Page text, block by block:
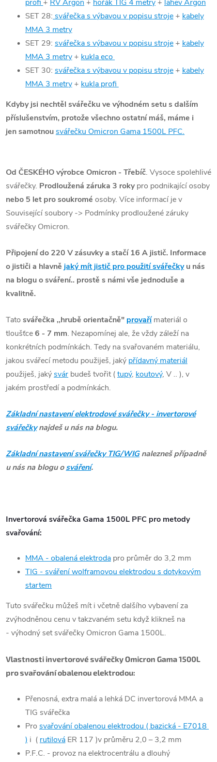
profi + RV Argon + hořák TIG 4 metry + lahev Argon
SET 28: svářečka s výbavou v popisu stroje + kabely
MMA 3 metry
SET 29: svářečka s výbavou v popisu stroje + kabely
MMA 3 metry + kukla eco
SET 30: svářečka s výbavou v popisu stroje + kabely
MMA 3 metry + kukla profi
Kdyby jsi nechtěl svářečku ve výhodném setu s dalším
příslušenstvím, protože všechno ostatní máš, máme i
jen samotnousvářečku Omicron Gama 1500L PFC.
Od ČESKÉHO výrobce Omicron - Třebíč. Vysoce spolehlivé
svářečky. Prodloužená záruka 3 rokypro podnikající osoby
nebo 5 let pro soukromé osoby. Více informací je v
Související soubory -> Podmínky prodloužené záruky
svářečky Omicron.
Připojení do 220 V zásuvky a stačí 16 A jistič. Informace
o jističi a hlavně jaký mít jistič pro použití svářečkyu nás
na blogu o sváření.. prostě s námi vše jednoduše a
kvalitně.
Tato svářečka ,,hrubě orientačně" provařímateriál o
tloušťce6 - 7 mm. Nezapomínej ale, že vždy záleží na
konkrétních podmínkách. Tedy na svařovaném materiálu,
jakou svářecí metodu použiješ, jaký přídavný materiál
použiješ, jakýsvár budeš tvořit (tupý, koutový, V .. ), v
jakém prostředí a podmínkách.
Základní nastavení elektrodové svářečky - invertorové
svářečkynajdeš u nás na blogu.
Základní nastavení svářečky TIG/WIGnalezneš případně
u nás na blogu osváření.
Invertorová svářečka Gama 1500L PFC pro metody
svařování:
MMA - obalená elektroda pro průměr do 3,2 mm
TIG - sváření wolframovou elektrodou s dotykovým
startem
Tuto svářečku můžeš mít i včetně dalšího vybavení za
zvýhodněnou cenu v takzvaném setu když klikneš na
- výhodný set svářečky Omicron Gama 1500L.
Vlastnosti invertorové svářečky Omicron Gama 1500L
pro svařování obalenou elektrodou:
Přenosná, extra malá a lehká DC invertorová MMA a
TIG svářečka
Pro svařování obalenou elektrodou ( bazická - E7018
) i ( rutilová ER 117 )v průměru 2,0 – 3,2 mm
P.F.C. - provoz na elektrocentrálu a dlouhý